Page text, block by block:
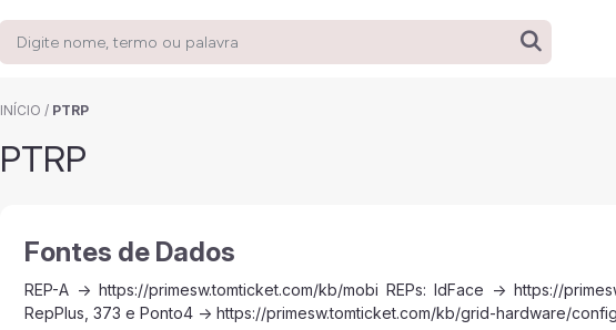
INÍCIO / PTRP
PTRP
Fontes de Dados
REP-A -> https://primesw.tomticket.com/kb/mobi REPs: IdFace -> https://
RepPlus, 373 e Ponto4 -> https://primesw.tomticket.com/kb/grid-hardware/